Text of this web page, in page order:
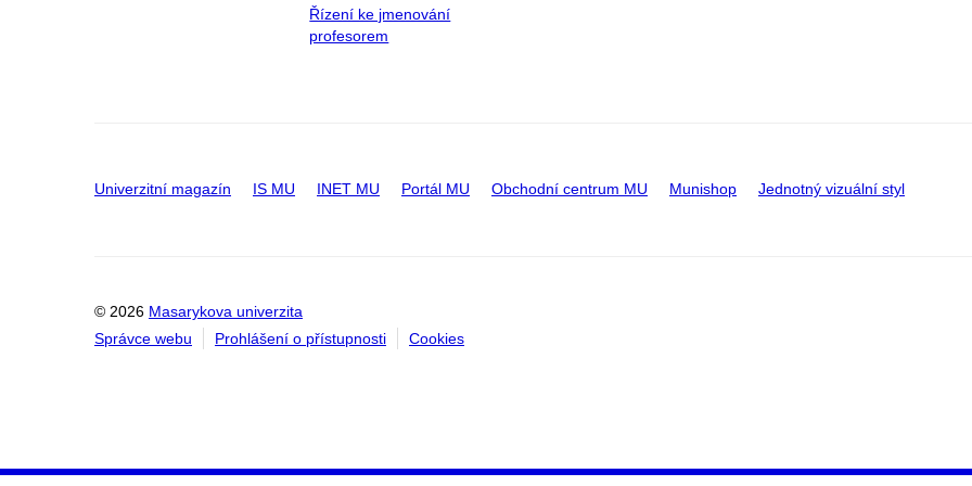
Řízení ke jmenování
profesorem
Univerzitní magazín IS MU INET MU Portál MU Obchodní centrum MU Munishop Jednotný vizuální styl
© 2026 Masarykova univerzita
Správce webu
Prohlášení o přístupnosti Cookies